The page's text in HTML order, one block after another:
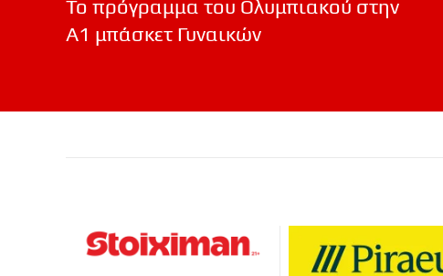
Το πρόγραμμα του Ολυμπιακού στην
Α1 μπάσκετ Γυναικών